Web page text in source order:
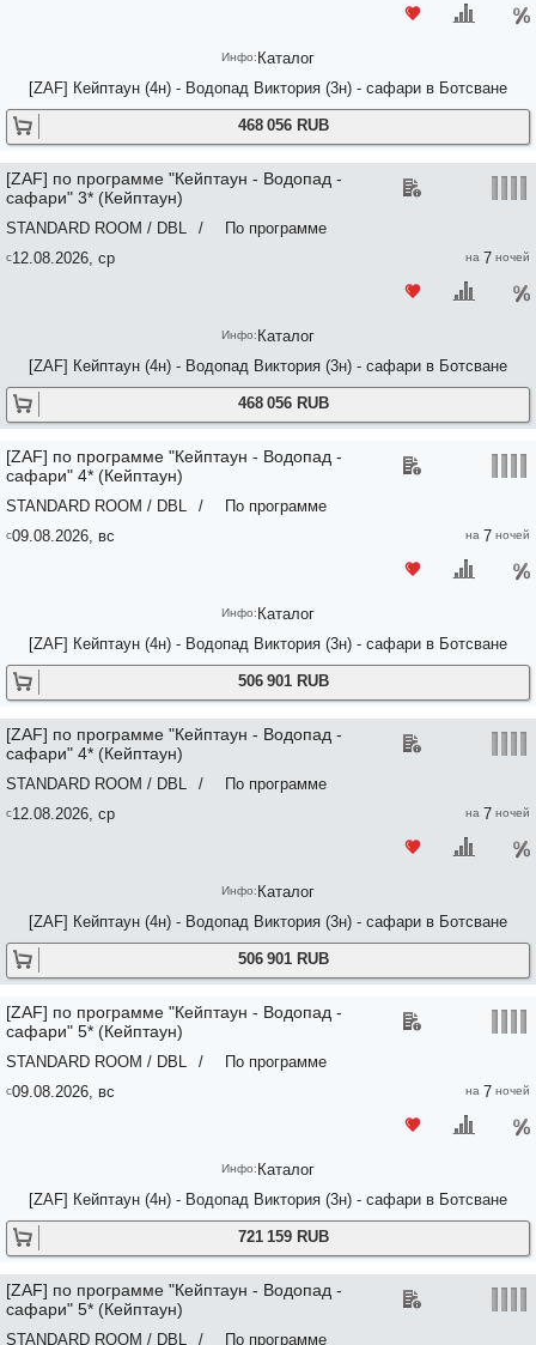
[ZAF] Кейптаун (4н) - Водопад Виктория (3н) - сафари в Ботсване
468 056 RUB
Каталог
12.08.2026, ср
[ZAF] Кейптаун (4н) - Водопад Виктория (3н) - сафари в Ботсване
7
[ZAF] по программе "Кейптаун - Водопад -
сафари" 3* (Кейптаун)
/ По программе
STANDARD ROOM / DBL
468 056 RUB
Каталог
09.08.2026, вс
[ZAF] Кейптаун (4н) - Водопад Виктория (3н) - сафари в Ботсване
7
[ZAF] по программе "Кейптаун - Водопад -
сафари" 4* (Кейптаун)
/ По программе
STANDARD ROOM / DBL
506 901 RUB
Каталог
12.08.2026, ср
[ZAF] Кейптаун (4н) - Водопад Виктория (3н) - сафари в Ботсване
7
[ZAF] по программе "Кейптаун - Водопад -
сафари" 4* (Кейптаун)
/ По программе
STANDARD ROOM / DBL
506 901 RUB
Каталог
09.08.2026, вс
[ZAF] Кейптаун (4н) - Водопад Виктория (3н) - сафари в Ботсване
7
[ZAF] по программе "Кейптаун - Водопад -
сафари" 5* (Кейптаун)
/ По программе
STANDARD ROOM / DBL
721 159 RUB
Каталог
[ZAF] по программе "Кейптаун - Водопад -
сафари" 5* (Кейптаун)
/ По программе
STANDARD ROOM / DBL